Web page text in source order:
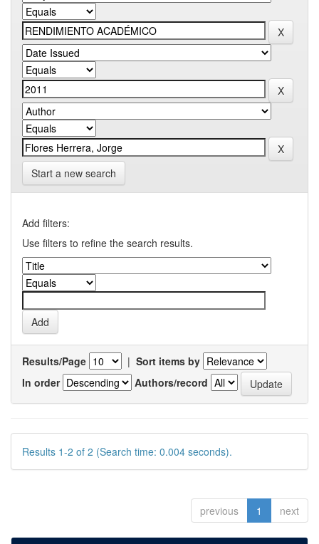
Start a new search
Add filters:
Use filters to refine the search results.
Results/Page | Sort items by
In order
Authors/record
Results 1-2 of 2 (Search time: 0.004 seconds).
previous 1 next